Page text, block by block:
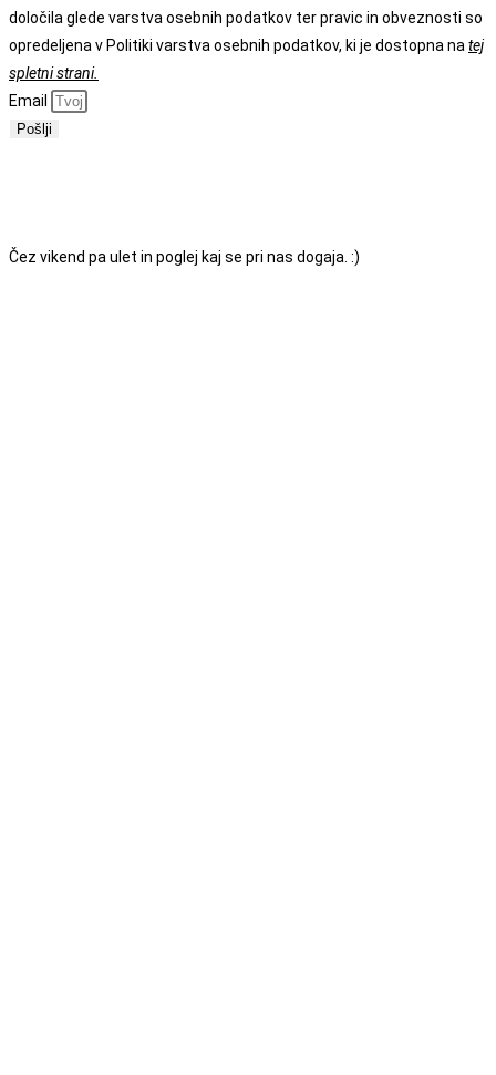
določila glede varstva osebnih podatkov ter pravic in obveznosti so
opredeljena v Politiki varstva osebnih podatkov, ki je dostopna na tej
spletni strani.
Email
Pošlji
Čez vikend pa ulet in poglej kaj se pri nas dogaja. :)